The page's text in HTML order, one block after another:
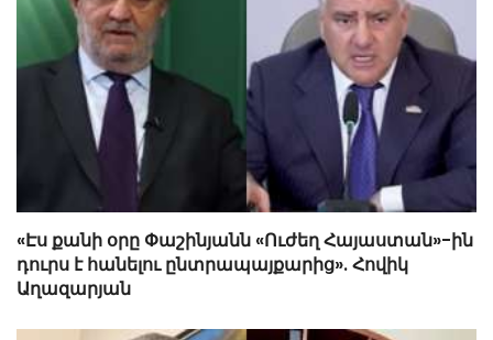
«Էս քանի օրը Փաշինյանն «Ուժեղ Հայաստան»-ին
դուրս է հանելու ընտրապայքարից». Հովիկ
Աղազարյան